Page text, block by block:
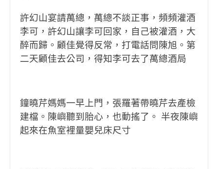
許幻山宴請萬總，萬總不談正事，頻頻灌酒
李可，許幻山讓李可回家，自己被灌酒，大
醉而歸。顧佳覺得反常，打電話問陳旭。第
二天顧佳去公司，得知李可去了萬總酒局
鐘曉芹媽媽一早上門，張羅著帶曉芹去產檢
建檔。陳嶼聽到胎心，也動搖了。 半夜陳嶼
起來在魚室裡量嬰兒床尺寸